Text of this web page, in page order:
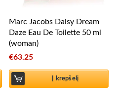
Marc Jacobs Daisy Dream
Daze Eau De Toilette 50 ml
(woman)
€63.25
Į krepšelį